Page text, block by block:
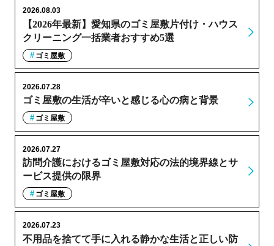
【2026年最新】愛知県のゴミ屋敷片付け・ハウス
クリーニング一括業者おすすめ5選
2026.08.03
ゴミ屋敷
ゴミ屋敷の生活が辛いと感じる心の病と背景
2026.07.28
ゴミ屋敷
訪問介護におけるゴミ屋敷対応の法的境界線とサ
ービス提供の限界
2026.07.27
ゴミ屋敷
不用品を捨てて手に入れる静かな生活と正しい防
2026.07.23